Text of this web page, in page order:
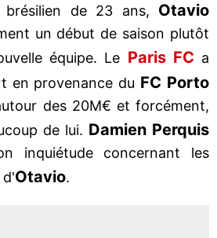
brésilien de 23 ans, Otavio
un début de saison plutôt
équipe. Le Paris FC a
en provenance du FC Porto
des 20M€ et forcément,
de lui. Damien Perquis
inquiétude concernant les
d'Otavio.